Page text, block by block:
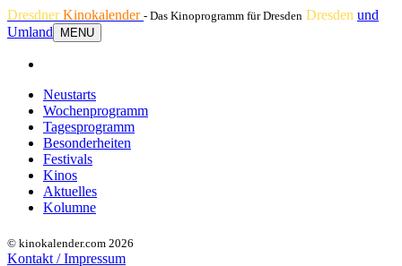
DresdnerKinokalender - Das Kinoprogramm für Dresden Dresden und
Umland
MENU
Neustarts
Wochenprogramm
Tagesprogramm
Besonderheiten
Festivals
Kinos
Aktuelles
Kolumne
© kinokalender.com 2026
Kontakt / Impressum